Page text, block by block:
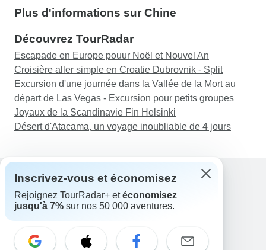
Plus d'informations sur Chine
Découvrez TourRadar
Escapade en Europe pouur Noël et Nouvel An
Croisière aller simple en Croatie Dubrovnik - Split
Excursion d'une journée dans la Vallée de la Mort au
départ de Las Vegas - Excursion pour petits groupes
Joyaux de la Scandinavie Fin Helsinki
Désert d'Atacama, un voyage inoubliable de 4 jours
Assistance
Contactez-nous
E-mail: support@tourradar.com
Sélectionnez la langue
Inscrivez-vous et économisez
Rejoignez TourRadar+ etéconomisez
jusqu'à 7% sur nos 50 000 aventures.